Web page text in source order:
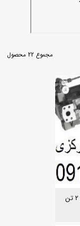
مجموع 22 محصول